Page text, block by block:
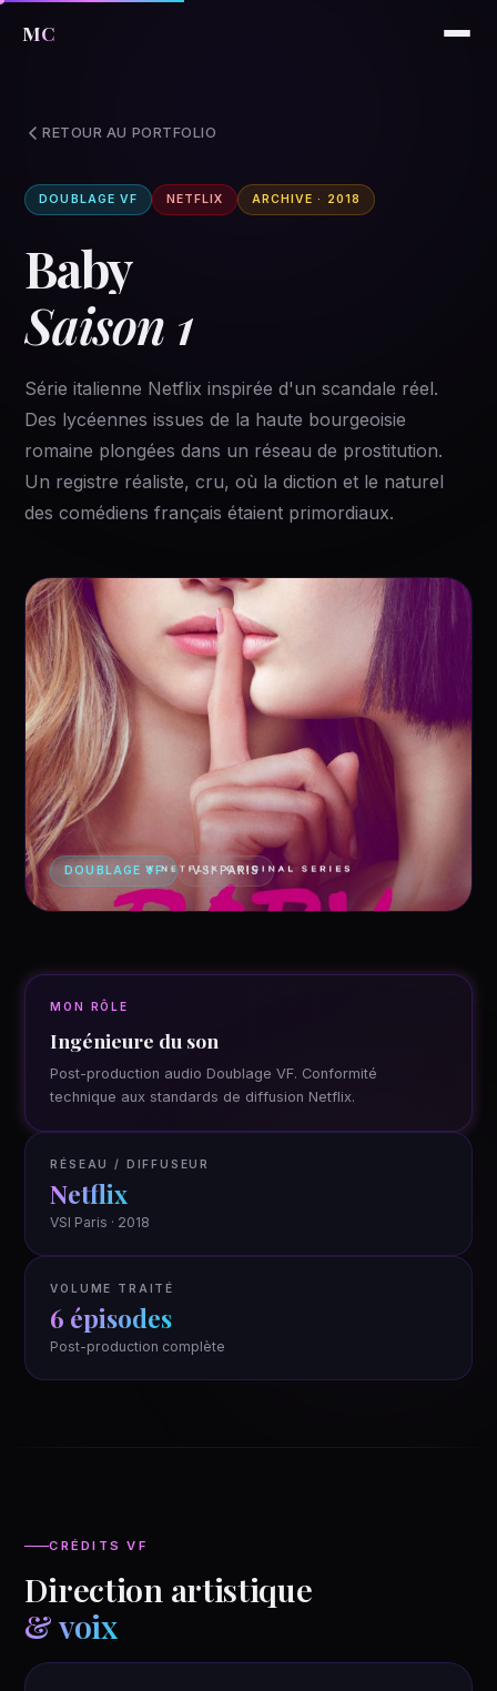
MC
RETOUR AU PORTFOLIO
DOUBLAGE VF NETFLIX ARCHIVE · 2018
Baby
Saison 1
Série italienne Netflix inspirée d'un scandale réel.
Des lycéennes issues de la haute bourgeoisie
romaine plongées dans un réseau de prostitution.
Un registre réaliste, cru, où la diction et le naturel
des comédiens français étaient primordiaux.
DOUBLAGE VF VSI PARIS
MON RÔLE
Ingénieure du son
Post-production audio Doublage VF. Conformité
technique aux standards de diffusion Netflix.
RÉSEAU / DIFFUSEUR
Netflix
VSI Paris · 2018
VOLUME TRAITÉ
6 épisodes
Post-production complète
CRÉDITS VF
Direction artistique
& voix